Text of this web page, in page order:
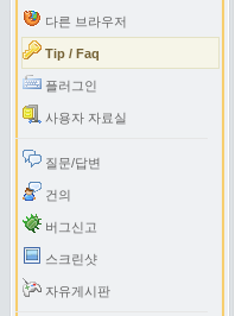
다른 브라우저
Tip / Faq
플러그인
사용자 자료실
질문/답변
건의
버그신고
스크린샷
자유게시판